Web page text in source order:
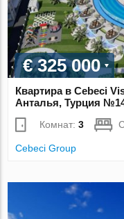
€ 325 000
Квартира в Cebeci
Анталья, Турция
Комнат:3
Cebeci Group